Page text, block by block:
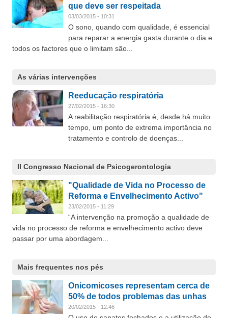
que deve ser respeitada
03/03/2015 - 10:31
O sono, quando com qualidade, é essencial
para reparar a energia gasta durante o dia e
todos os factores que o limitam são...
As várias intervenções
Reeducação respiratória
27/02/2015 - 16:30
A reabilitação respiratória é, desde há muito
tempo, um ponto de extrema importância no
tratamento e controlo de doenças...
II Congresso Nacional de Psicogerontologia
"Qualidade de Vida no Processo de
Reforma e Envelhecimento Activo"
23/02/2015 - 11:29
“A intervenção na promoção a qualidade de
vida no processo de reforma e envelhecimento activo deve
passar por uma abordagem...
Mais frequentes nos pés
Onicomicoses representam cerca de
50% de todos problemas das unhas
20/02/2015 - 12:46